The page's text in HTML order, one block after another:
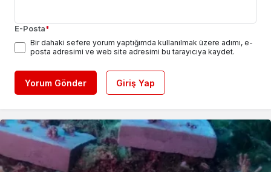
E-Posta*
Bir dahaki sefere yorum yaptığımda kullanılmak üzere adımı, e-
posta adresimi ve web site adresimi bu tarayıcıya kaydet.
Yorum Gönder Giriş Yap